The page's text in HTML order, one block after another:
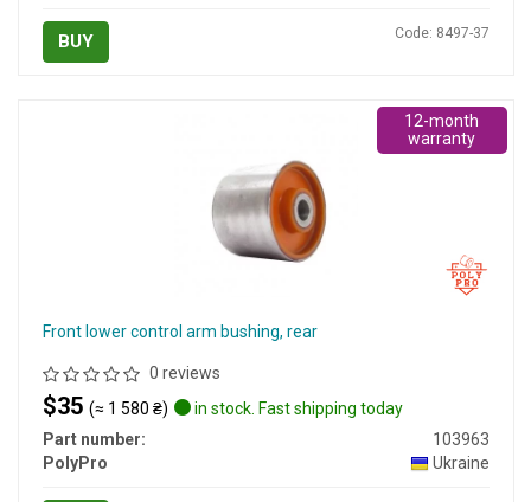
BUY Code: 8497-37
Front lower control arm bushing, rear
0 reviews
$35 (≈ 1 580 ₴)
in stock. Fast shipping today
Part number:
103963
PolyPro
Ukraine
12-month
warranty